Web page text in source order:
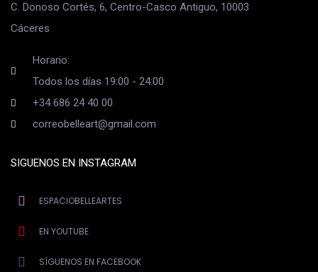
C. Donoso Cortés, 6, Centro-Casco Antiguo, 10003
Cáceres
Horario:
Todos los días 19:00 - 24:00
+34 686 24 40 00
correobelleart@gmail.com
SIGUENOS EN INSTAGRAM
ESPACIOBELLEARTES
EN YOUTUBE
SÍGUENOS EN FACEBOOK